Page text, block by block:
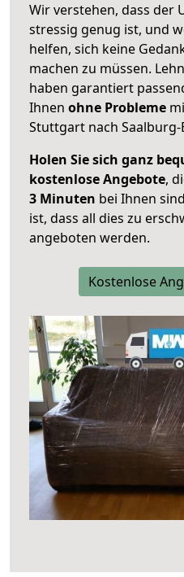
Wir verstehen, dass der
stressig genug ist, und
helfen, sich keine
machen zu müssen.
haben garantiert
Ihnen ohne Probleme
Stuttgart nach
Holen Sie sich ganz
kostenlose Angebote,
3 Minuten bei Ihnen
ist, dass all dies zu
angeboten werden.
Kostenlose